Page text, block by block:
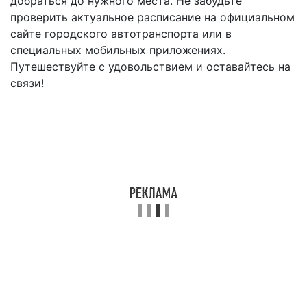
проверить актуальное расписание на официальном
сайте городского автотранспорта или в
специальных мобильных приложениях.
Путешествуйте с удовольствием и оставайтесь на
связи!